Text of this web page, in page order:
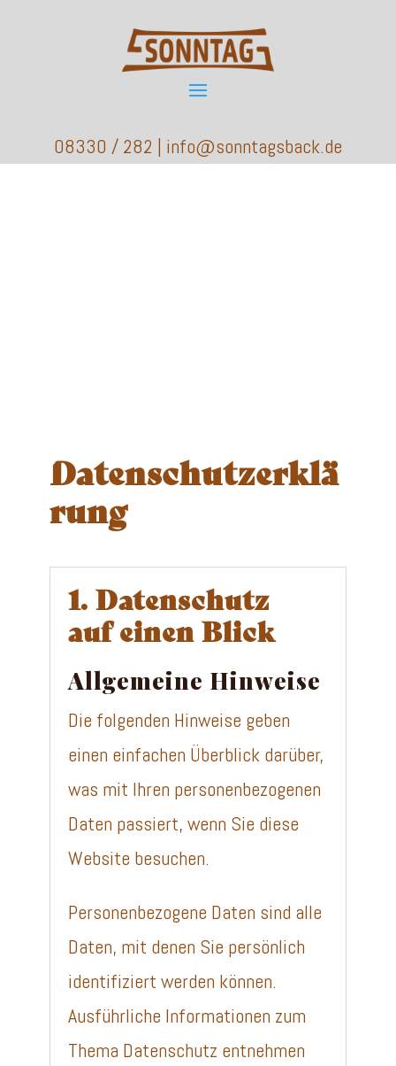
08330 / 282 | info@sonntagsback.de
Datenschutzerklä
rung
1. Datenschutz
auf einen Blick
Allgemeine Hinweise
Die folgenden Hinweise geben
einen einfachen Überblick darüber,
was mit Ihren personenbezogenen
Daten passiert, wenn Sie diese
Website besuchen.
Personenbezogene Daten sind alle
Daten, mit denen Sie persönlich
identifiziert werden können.
Ausführliche Informationen zum
Thema Datenschutz entnehmen